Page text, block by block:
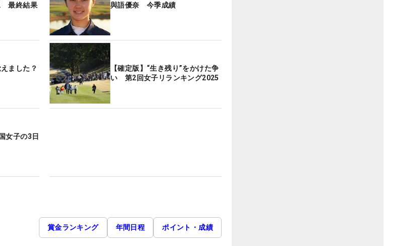
最終結果 與語優奈 今季成績
ました？
【確定版】“生き残り”をかけた争
い 第2回女子リランキング2025
女子の3日
賞金ランキング 年間日程 ポイント・成績